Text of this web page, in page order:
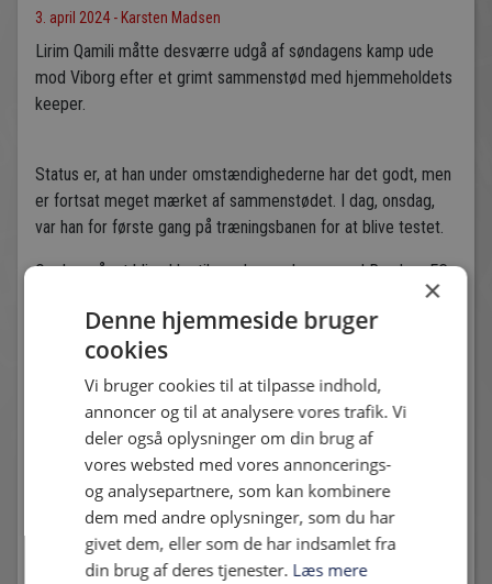
3. april 2024 - Karsten Madsen
Lirim Qamili måtte desværre udgå af søndagens kamp ude
mod Viborg efter et grimt sammenstød med hjemmeholdets
keeper.
Status er, at han under omstændighederne har det godt, men
er fortsat meget mærket af sammenstødet. I dag, onsdag,
var han for første gang på træningsbanen for at blive testet.
Om han når at blive klar til søndagens kamp mod Randers FC
Andre nyheder
×
Denne hjemmeside bruger
cookies
Vi bruger cookies til at tilpasse indhold,
annoncer og til at analysere vores trafik. Vi
deler også oplysninger om din brug af
vores websted med vores annoncerings-
og analysepartnere, som kan kombinere
dem med andre oplysninger, som du har
givet dem, eller som de har indsamlet fra
din brug af deres tjenester. Læs mere